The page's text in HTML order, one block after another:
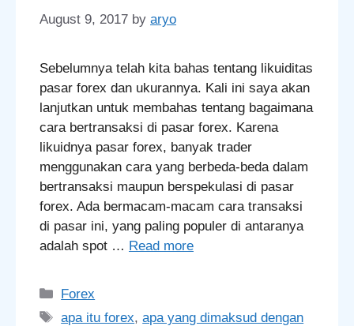
August 9, 2017 by aryo
Sebelumnya telah kita bahas tentang likuiditas
pasar forex dan ukurannya. Kali ini saya akan
lanjutkan untuk membahas tentang bagaimana
cara bertransaksi di pasar forex. Karena
likuidnya pasar forex, banyak trader
menggunakan cara yang berbeda-beda dalam
bertransaksi maupun berspekulasi di pasar
forex. Ada bermacam-macam cara transaksi
di pasar ini, yang paling populer di antaranya
adalah spot … Read more
Categories
Forex
Tags
apa itu forex,apa yang dimaksud dengan